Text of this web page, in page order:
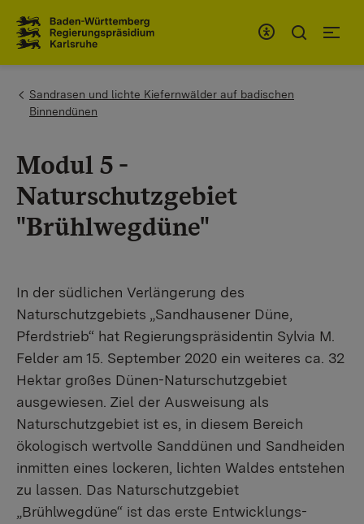
You are here:
Sandrasen und lichte Kiefernwälder auf badischen
Binnendünen
Modul 5 -
Naturschutzgebiet
"Brühlwegdüne"
​In der südlichen Verlängerung des
Naturschutzgebiets „Sandhausener Düne,
Pferdstrieb“ hat Regierungspräsidentin Sylvia M.
Felder am 15. September 2020 ein weiteres ca. 32
Hektar großes Dünen-Naturschutzgebiet
ausgewiesen. Ziel der Ausweisung als
Naturschutzgebiet ist es, in diesem Bereich
ökologisch wertvolle Sanddünen und Sandheiden
inmitten eines lockeren, lichten Waldes entstehen
zu lassen. Das Naturschutzgebiet
„Brühlwegdüne“ ist das erste Entwicklungs-